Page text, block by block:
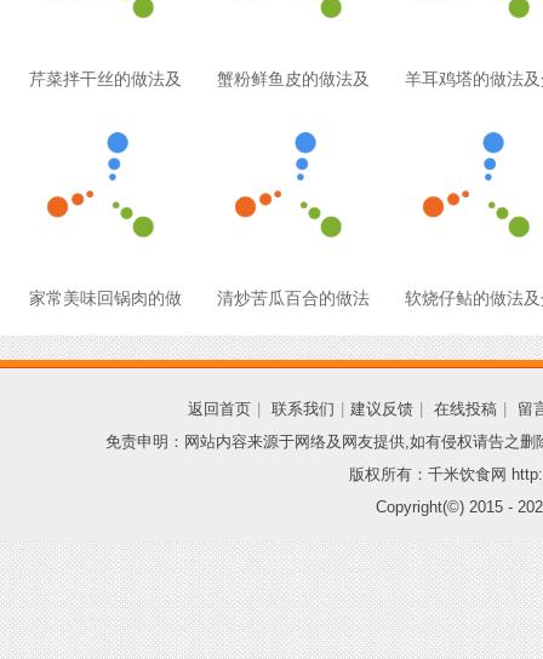
芹菜拌干丝的做法及 蟹粉鲜鱼皮的做法及 羊耳鸡塔的做法
家常美味回锅肉的做 清炒苦瓜百合的做法 软烧仔鲇的做法
返回首页 联系我们 建议反馈 在线投稿
留
免责申明：网站内容来源于网络及网友提供,如有侵权请告之
版权所有：千米饮食网
Copyright(©) 2015 -